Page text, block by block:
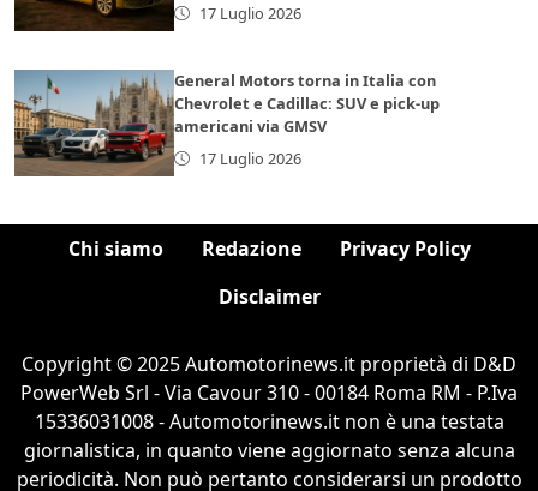
17 Luglio 2026
General Motors torna in Italia con
Chevrolet e Cadillac: SUV e pick-up
americani via GMSV
17 Luglio 2026
Chi siamo Redazione
Privacy Policy
Disclaimer
Copyright © 2025 Automotorinews.it proprietà di D&D
PowerWeb Srl - Via Cavour 310 - 00184 Roma RM - P.Iva
15336031008 - Automotorinews.it non è una testata
giornalistica, in quanto viene aggiornato senza alcuna
periodicità. Non può pertanto considerarsi un prodotto